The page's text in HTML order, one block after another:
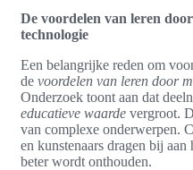
De voordelen van leren
technologie
Een belangrijke reden om
de voordelen van leren door
Onderzoek toont aan dat
educatieve waarde vergroot.
van complexe onderwerpen.
en kunstenaars dragen bij
beter wordt onthouden.